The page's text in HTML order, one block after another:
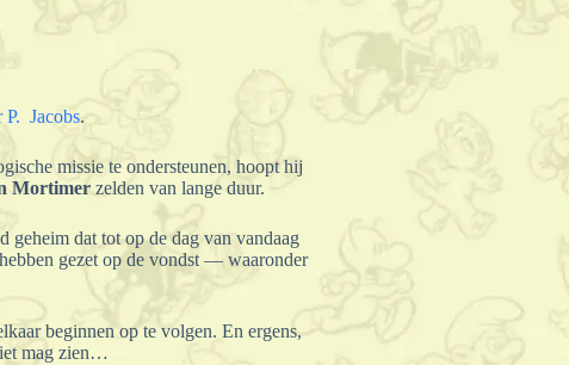
P. Jacobs.
missie te ondersteunen, hoopt hij
Mortimer zelden van lange duur.
geheim dat tot op de dag van vandaag
gezet op de vondst — waaronder
beginnen op te volgen. En ergens,
mag zien…